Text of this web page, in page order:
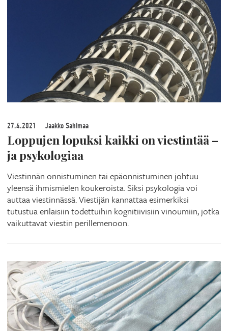
27.4.2021 Jaakko Sahimaa
Loppujen lopuksi kaikki on viestintää –
ja psykologiaa
Viestinnän onnistuminen tai epäonnistuminen johtuu
yleensä ihmismielen koukeroista. Siksi psykologia voi
auttaa viestinnässä. Viestijän kannattaa esimerkiksi
tutustua erilaisiin todettuihin kognitiivisiin vinoumiin, jotka
vaikuttavat viestin perillemenoon.